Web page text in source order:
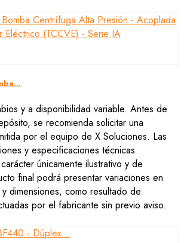
y a disponibilidad variable. Antes de
se recomienda solicitar una
por el equipo de X Soluciones. Las
y especificaciones técnicas
únicamente ilustrativo y de
final podrá presentar variaciones en
dimensiones, como resultado de
por el fabricante sin previo aviso.